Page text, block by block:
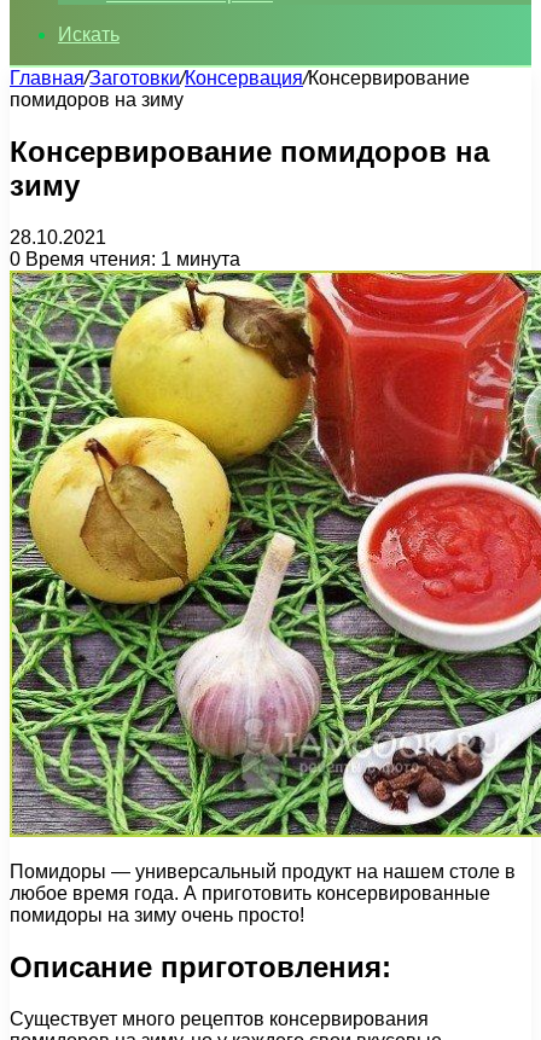
Искать
Главная/Заготовки/Консервация/Консервирование
помидоров на зиму
Консервирование помидоров на
зиму
28.10.2021
0 Время чтения: 1 минута
Помидоры — универсальный продукт на нашем столе в
любое время года. А приготовить консервированные
помидоры на зиму очень просто!
Описание приготовления:
Существует много рецептов консервирования